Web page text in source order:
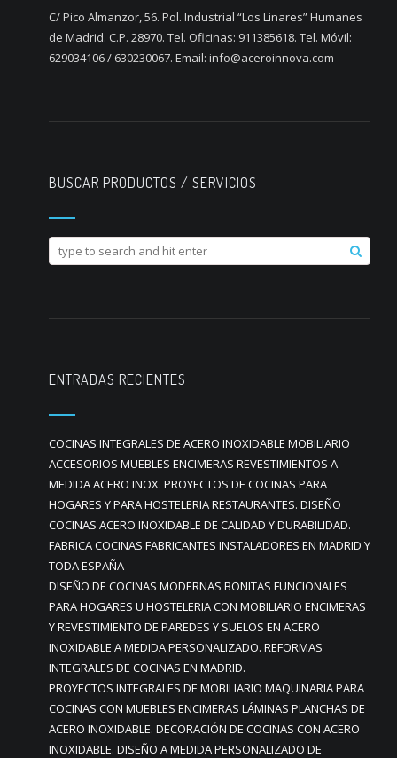
C/ Pico Almanzor, 56. Pol. Industrial “Los Linares” Humanes
de Madrid. C.P. 28970. Tel. Oficinas: 911385618. Tel. Móvil:
629034106 / 630230067. Email: info@aceroinnova.com
BUSCAR PRODUCTOS / SERVICIOS
ENTRADAS RECIENTES
COCINAS INTEGRALES DE ACERO INOXIDABLE MOBILIARIO
ACCESORIOS MUEBLES ENCIMERAS REVESTIMIENTOS A
MEDIDA ACERO INOX. PROYECTOS DE COCINAS PARA
HOGARES Y PARA HOSTELERIA RESTAURANTES. DISEÑO
COCINAS ACERO INOXIDABLE DE CALIDAD Y DURABILIDAD.
FABRICA COCINAS FABRICANTES INSTALADORES EN MADRID Y
TODA ESPAÑA
DISEÑO DE COCINAS MODERNAS BONITAS FUNCIONALES
PARA HOGARES U HOSTELERIA CON MOBILIARIO ENCIMERAS
Y REVESTIMIENTO DE PAREDES Y SUELOS EN ACERO
INOXIDABLE A MEDIDA PERSONALIZADO. REFORMAS
INTEGRALES DE COCINAS EN MADRID.
PROYECTOS INTEGRALES DE MOBILIARIO MAQUINARIA PARA
COCINAS CON MUEBLES ENCIMERAS LÁMINAS PLANCHAS DE
ACERO INOXIDABLE. DECORACIÓN DE COCINAS CON ACERO
INOXIDABLE. DISEÑO A MEDIDA PERSONALIZADO DE